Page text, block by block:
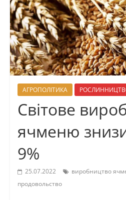
АГРОПОЛІТИКА
Світове
ячменю
9%
25.07.2022 виробництво
продовольство